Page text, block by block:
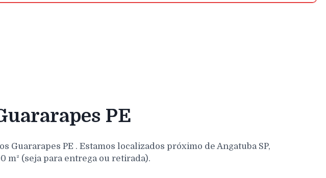
PE
Guararapes PE . Estamos localizados próximo de Angatuba SP,
m² (seja para entrega ou retirada).